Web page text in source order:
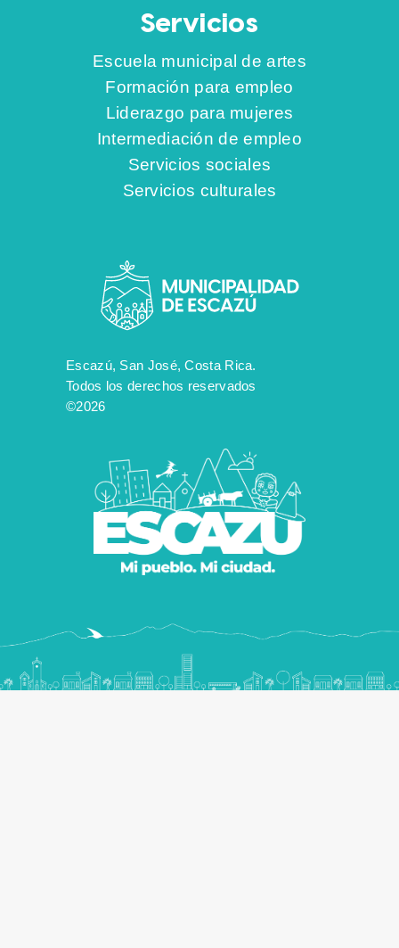
Servicios
Escuela municipal de artes
Formación para empleo
Liderazgo para mujeres
Intermediación de empleo
Servicios sociales
Servicios culturales
Escazú, San José, Costa Rica.
Todos los derechos reservados
©2026